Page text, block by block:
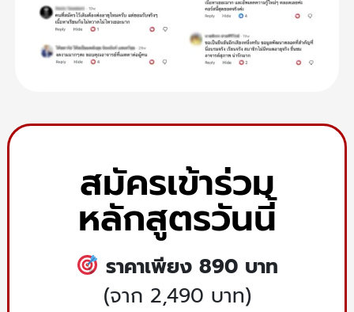
สมัครเข้าร่วม
หลักสูตรวันนี้
ราคาเพียง 890 บาท
(จาก 2,490 บาท)